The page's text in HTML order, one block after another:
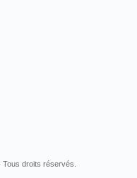
droits réservés.